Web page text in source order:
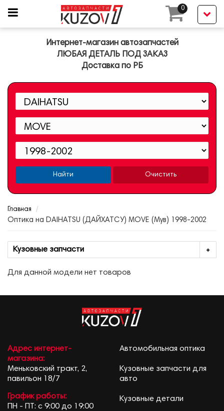
0
Интернет-магазин автозапчастей
ЛЮБАЯ ДЕТАЛЬ ПОД ЗАКАЗ
Доставка по РБ
Найти Очистить
Главная
Оптика на DAIHATSU (ДАЙХАТСУ) MOVE (Мув) 1998-2002
Кузовные запчасти
Для данной модели нет товаров
Адрес интернет-
магазина:
Меньковский тракт, 2,
павильон 18/7
График работы:
ПН - ПТ: с 9:00 до 19:00
Автомобильная оптика
Кузовные запчасти для
авто
Кузовные детали